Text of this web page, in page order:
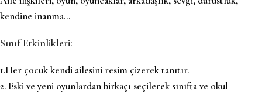
kendine inanma…
Sınıf Etkinlikleri:
1.Her çocuk kendi ailesini resim çizerek tanıtır.
2. Eski ve yeni oyunlardan birkaçı seçilerek sınıfta ve okul